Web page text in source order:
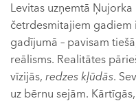
Levitas uzņemtā
četrdesmitajiem gadiem
gadījumā – pavisam
reālisms. Realitātes
vīzijās, redzes kļūdās.
uz bērnu sejām.